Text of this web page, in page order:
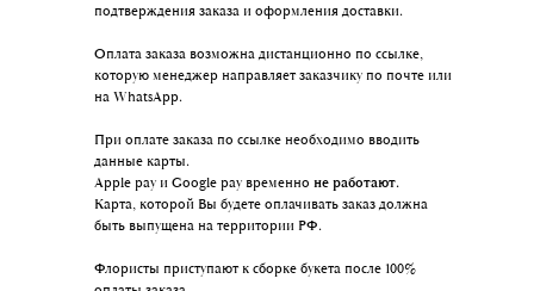
подтверждения заказа и оформления доставки.
Оплата заказа возможна дистанционно по ссылке,
которую менеджер направляет заказчику по почте или
на WhatsАpp.
При оплате заказа по ссылке необходимо вводить
данные карты.
Apple pay и Google pay временно не работают.
Карта, которой Вы будете оплачивать заказ должна
быть выпущена на территории РФ.
Флористы приступают к сборке букета после 100%